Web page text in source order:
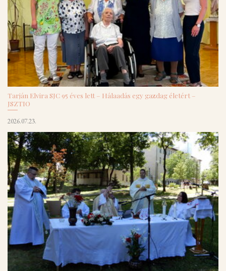
Tarján Elvira SJC 95 éves lett – Hálaadás egy gazdag életért –
JSZTIO
2026.07.23.